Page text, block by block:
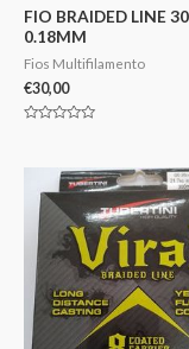
FIO BRAIDED LINE
0.18MM
Fios Multifilamento
€30,00
5